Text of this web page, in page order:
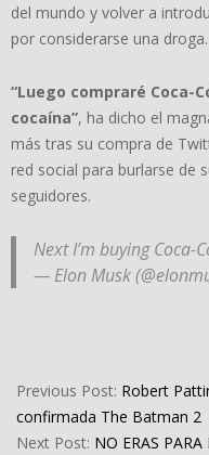
del mundo y volver a
por considerarse una droga.
“Luego compraré Coca-
cocaína”, ha dicho el
más tras su compra de
red social para burlarse de
seguidores.
Next I’m buying
— Elon Musk
04-
28
Previous Post: Robert
confirmada The Batman 2
Next Post: NO ERAS